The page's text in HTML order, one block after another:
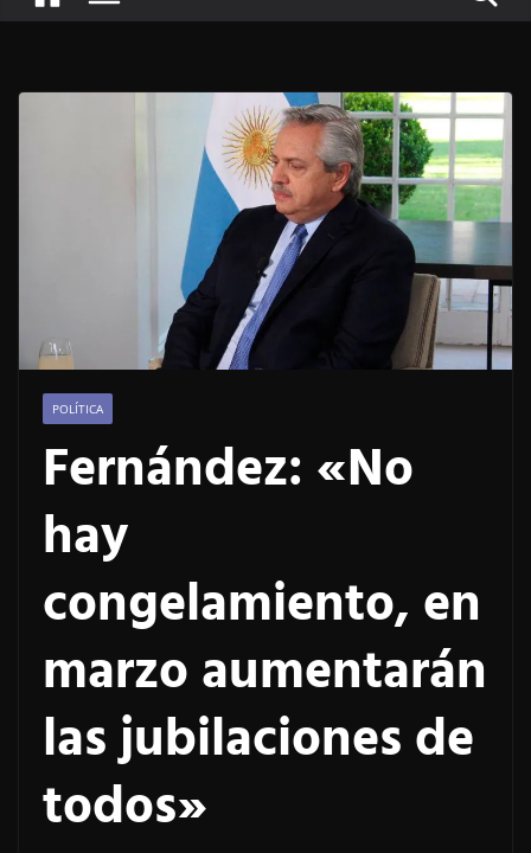
POLÍTICA
Fernández: «No
hay
congelamiento, en
marzo aumentarán
las jubilaciones de
todos»